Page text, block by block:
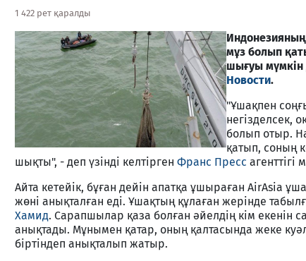
1 422 рет қаралды
мұз болып
шығуы мүмкін
Новости.
"Ұшақпен
негізделсек,
болып отыр.
қатып, соның
шықты", - деп үзінді келтірген Франс Пресс
Айта кетейік, бұған дейін апатқа ұшыраған AirAsia
жөні анықталған еді. Ұшақтың құлаған жерінде
Хамид. Сарапшылар қаза болған әйелдің кім екенін
анықтады. Мұнымен қатар, оның қалтасында жеке
біртіндеп анықталып жатыр.